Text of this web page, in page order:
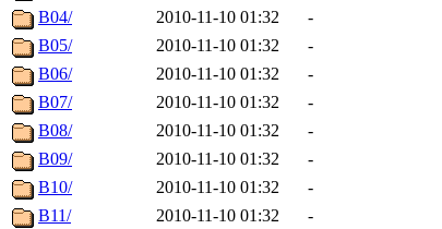
B04/
2010-11-10 01:32
-
B05/
2010-11-10 01:32
-
B06/
2010-11-10 01:32
-
B07/
2010-11-10 01:32
-
B08/
2010-11-10 01:32
-
B09/
2010-11-10 01:32
-
B10/
2010-11-10 01:32
-
B11/
2010-11-10 01:32
-